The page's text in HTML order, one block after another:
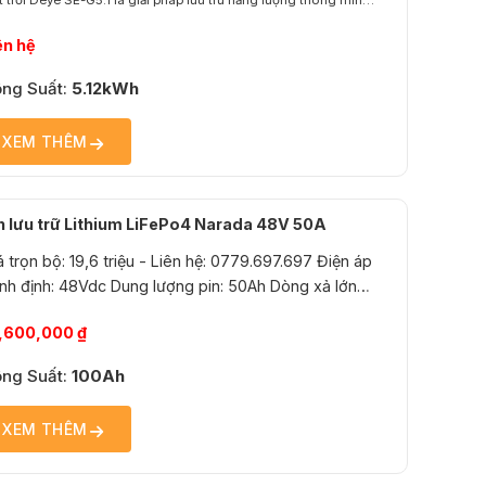
hệ
Suất: 5.12kWh
XEM THÊM
5.12 kWh. SE-G5.1 tích hợp hệ thống BMS thông minh, đảm
an toàn trong suốt quá trình...
lưu trữ Lithium LiFePo4 Narada 48V 50A
₫
Suất:100Ah
XEM THÊM
trọn bộ: 19,6 triệu - Liên hệ: 0779.697.697 Điện áp
48Vdc Dung lượng pin: 50Ah Dòng xả lớn
CCCV